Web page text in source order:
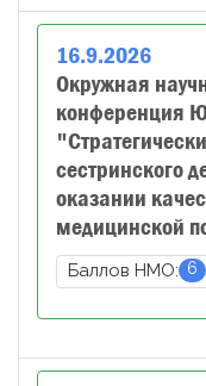
16.9.2026
Окружная
конференция
сестринского
оказании
медицинской
Баллов НМО: 6